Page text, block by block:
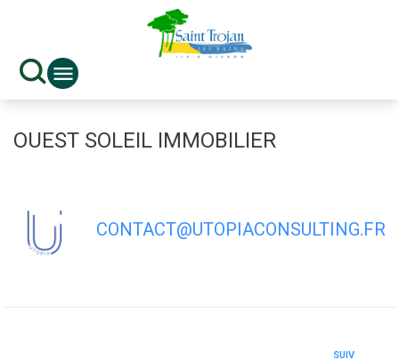
OUEST SOLEIL IMMOBILIER
CONTACT@UTOPIACONSULTING.FR
SUIV